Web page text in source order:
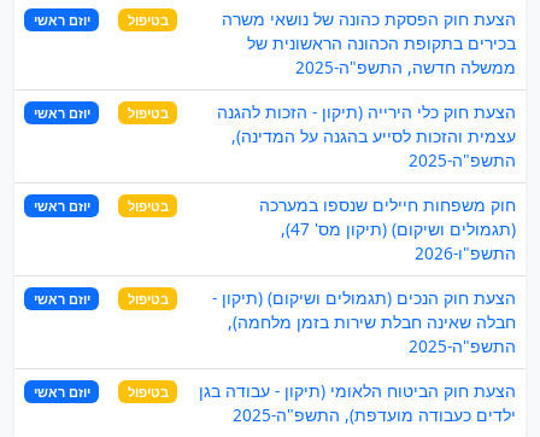
הצעת חוק הפסקת כהונה של נושאי משרה
בכירים בתקופת הכהונה הראשונית של
ממשלה חדשה, התשפ"ה-2025
בטיפול יוזם ראשי
הצעת חוק כלי הירייה (תיקון - הזכות להגנה
עצמית והזכות לסייע בהגנה על המדינה),
התשפ"ה-2025
בטיפול יוזם ראשי
חוק משפחות חיילים שנספו במערכה
(תגמולים ושיקום) (תיקון מס' 47),
התשפ"ו-2026
בטיפול יוזם ראשי
הצעת חוק הנכים (תגמולים ושיקום) (תיקון -
חבלה שאינה חבלת שירות בזמן מלחמה),
התשפ"ה-2025
בטיפול יוזם ראשי
הצעת חוק הביטוח הלאומי (תיקון - עבודה בגן
ילדים כעבודה מועדפת), התשפ"ה-2025
בטיפול יוזם ראשי